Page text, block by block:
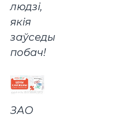
людзі,
якія
заўседы
побач!
ЗАО